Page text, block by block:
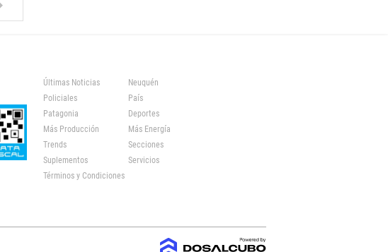
Últimas Noticias
Neuquén
Policiales
País
Patagonia
Deportes
Más Producción
Más Energía
Trends
Secciones
Suplementos
Servicios
Términos y Condiciones